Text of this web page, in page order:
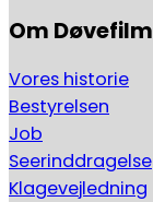
Om Døvefilm
Vores historie
Bestyrelsen
Job
Seerinddragelse
Klagevejledning